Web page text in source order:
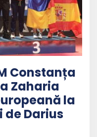
Constanța
Zaharia
la
Darius